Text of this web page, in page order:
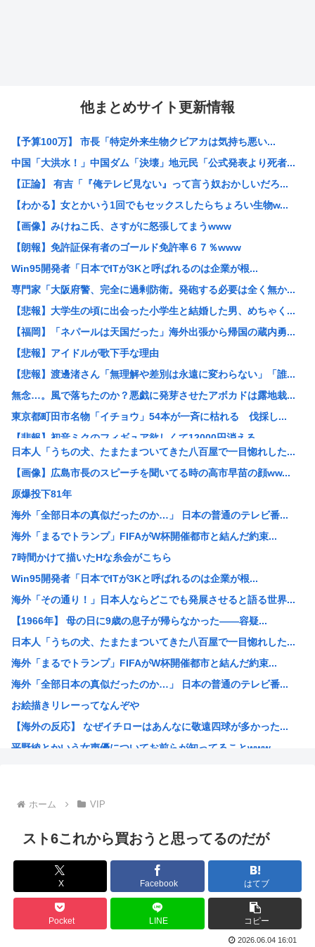
他まとめサイト更新情報
【予算100万】 市長「特定外来生物クビアカは気持ち悪い...
中国「大洪水！」中国ダム「決壊」地元民「公式発表より死者...
【正論】 有吉「『俺テレビ見ない』って言う奴おかしいだろ...
【わかる】女とかいう1回でもセックスしたらちょろい生物w...
【画像】みけねこ氏、さすがに怒張してまうwww
【朗報】免許証保有者のゴールド免許率６７％www
Win95開発者「日本でITが3Kと呼ばれるのは企業が根...
専門家「大阪府警、完全に過剰防衛。発砲する必要は全く無か...
【悲報】大学生の頃に出会った小学生と結婚した男、めちゃく...
【福岡】「ネパールは天国だった」海外出張から帰国の蔵内勇...
【悲報】アイドルが歌下手な理由
【悲報】渡邊渚さん「無理解や差別は永遠に変わらない」「誰...
無念…。風で落ちたのか？悪戯に発芽させたアボカドは露地栽...
東京都町田市名物「イチョウ」54本が一斉に枯れる 伐採し...
【悲報】初音ミクのフィギュア欲しくて12000円消える
【悲報】ハズレのフードコートに必ずある店
【悲報】史上最強の一発屋←←←←←思い浮かんだアーティス...
【画像】あのちゃん、最新の太ももがあまりにもシコすぎる件
【画像】後藤真希(39)さんの美貌、さすがに限界突破して...
パッパ「飯食ったら皿ぐらい下げろや」ワイ「働いてるってだ...
オタクの婚カツパーティー行ってきたぞ
世界初の超伝導量子熱機関…燃料もピストンもない量子エンジ...
【株式投資】 韓国で「真夏の世の夢」崩壊、若者中心に多く...
涼しい「冷感敷きパッド」を気に入った猫さん、”友達”をヨ...
ベトナム人「腹減ったし日本人の家強盗して居合わせた奴殺す...
【公開処刑】右３が強すぎて周りがモブにしか見えない女子の...
PCビデカのメモリは16GB積んでないと人間扱いされない...
【元TOKIO】長瀬智也が“スネハラ”を謝罪「女性の方々...
【愕然】中学ワイ「また学年1位、ね…」周り「すげえ！東大...
日本人「うちの犬、たまたまついてきた八百屋で一目惚れした...
【画像】広島市長のスピーチを聞いてる時の高市早苗の顔ww...
原爆投下81年
海外「全部日本の真似だったのか…」 日本の普通のテレビ番...
海外「まるでトランプ」FIFAがW杯開催都市と結んだ約束...
7時間かけて描いたHな糸会がこちら
Win95開発者「日本でITが3Kと呼ばれるのは企業が根...
海外「その通り！」日本人ならどこでも発展させると語る世界...
【1966年】 母の日に9歳の息子が帰らなかった——容疑...
日本人「うちの犬、たまたまついてきた八百屋で一目惚れした...
海外「まるでトランプ」FIFAがW杯開催都市と結んだ約束...
海外「全部日本の真似だったのか…」 日本の普通のテレビ番...
お絵描きリレーってなんぞや
【海外の反応】 なぜイチローはあんなに敬遠四球が多かった...
平野綾とかいう女声優についてお前らが知ってることwww
声優の長谷川育美さんと結婚したいんやが?
韓国人「イジョンフ本日の全米が呆れる守備エラーを見てくだ...
海外「日本のアニメがここまで泣けるなんて…！」海外のアニ...
下手うまな絵師の顔の描き方大体これ
ひなこのーと作者、ついに一線を超える
高市早苗と面会した熊本県氷川町の至れり尽くせり島田博行さ...
ホーム VIP
スト6これから買おうと思ってるのだが
X Facebook はてブ
Pocket LINE コピー
2026.06.04 16:01